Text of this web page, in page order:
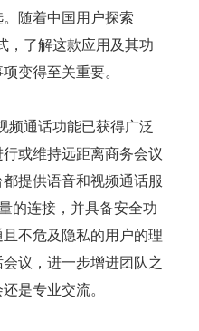
随着中国用户探索
，了解这款应用及其功
变得至关重要。
频通话功能已获得广泛
或维持远距离商务会议
提供语音和视频通话服
的连接，并具备安全功
不危及隐私的用户的理
议，进一步增进团队之
是专业交流。